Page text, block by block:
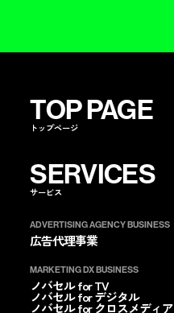
TOP PAGE
トップページ
SERVICES
サービス
ADVERTISING AGENCY BUSINESS
広告代理事業
MARKETING DX BUSINESS
ノバセル for TV
ノバセル for デジタル
ノバセル for クロスメディア